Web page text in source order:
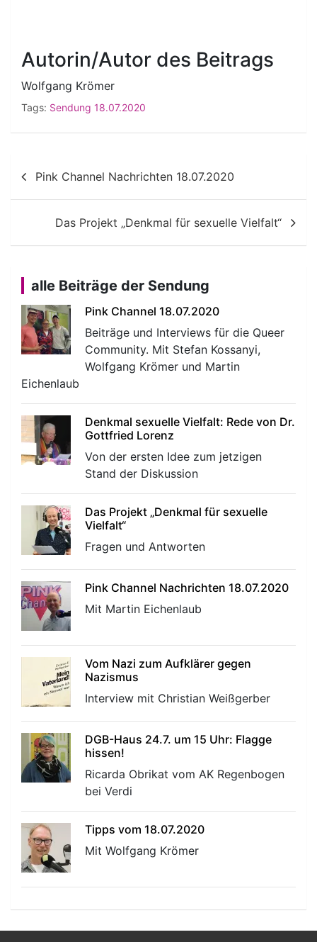
Autorin/Autor des Beitrags
Wolfgang Krömer
Tags: Sendung 18.07.2020
Beitragsnavigation
Pink Channel Nachrichten 18.07.2020
Das Projekt „Denkmal für sexuelle Vielfalt“
alle Beiträge der Sendung
Pink Channel 18.07.2020
Beiträge und Interviews für die Queer
Community. Mit Stefan Kossanyi,
Wolfgang Krömer und Martin
Eichenlaub
Denkmal sexuelle Vielfalt: Rede von Dr.
Gottfried Lorenz
Von der ersten Idee zum jetzigen
Stand der Diskussion
Das Projekt „Denkmal für sexuelle
Vielfalt“
Fragen und Antworten
Pink Channel Nachrichten 18.07.2020
Mit Martin Eichenlaub
Vom Nazi zum Aufklärer gegen
Nazismus
Interview mit Christian Weißgerber
DGB-Haus 24.7. um 15 Uhr: Flagge
hissen!
Ricarda Obrikat vom AK Regenbogen
bei Verdi
Tipps vom 18.07.2020
Mit Wolfgang Krömer